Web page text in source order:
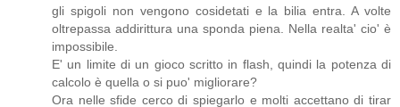
gli spigoli non vengono cosidetati e la bilia entra. A volte
oltrepassa addirittura una sponda piena. Nella realta' cio' è
impossibile.
E' un limite di un gioco scritto in flash, quindi la potenza di
calcolo è quella o si puo' migliorare?
Ora nelle sfide cerco di spiegarlo e molti accettano di tirar